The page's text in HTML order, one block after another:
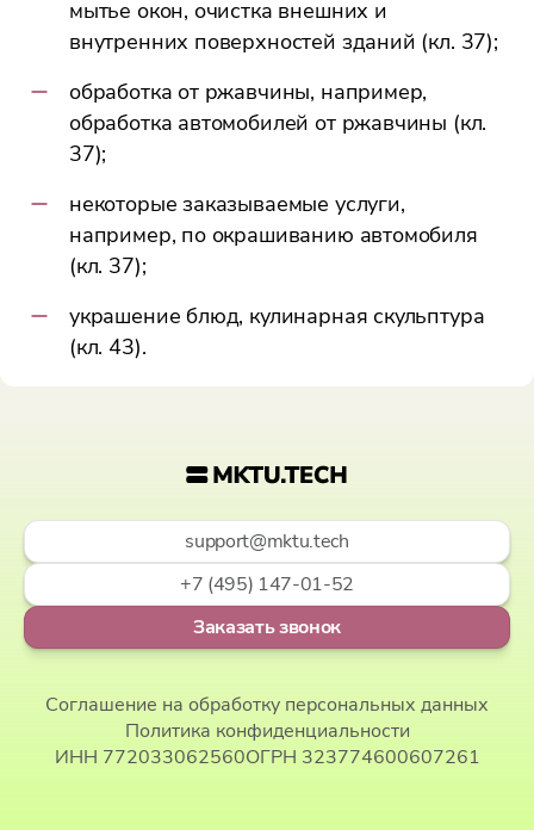
мытьe окон, очистка внешних и
внутренних поверхностей зданий (кл. 37);
обработка от ржавчины, например,
обработка автомобилей от ржавчины (кл.
37);
некоторые заказываемые услуги,
например, по окрашиванию автомобиля
(кл. 37);
украшение блюд, кулинарная скульптура
(кл. 43).
support@mktu.tech
+7 (495) 147-01-52
Заказать звонок
Соглашение на обработку персональных данных
Политика конфиденциальности
ИНН 772033062560ОГРН 323774600607261